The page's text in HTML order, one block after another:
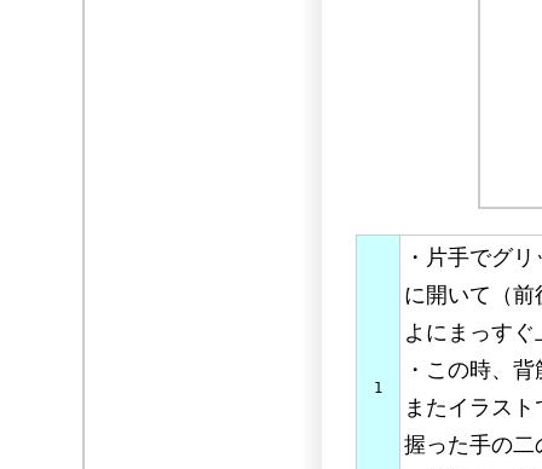
1
・片手でグ
に開いて（
よにまっす
・この時、
またイラス
握った手の二